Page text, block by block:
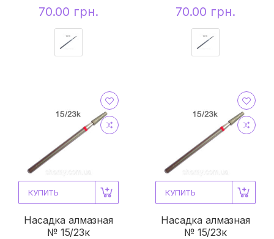
70.00 грн. 70.00 грн.
КУПИТЬ
Насадка алмазная
№ 15/23к
КУПИТЬ
Насадка алмазная
№ 15/23к